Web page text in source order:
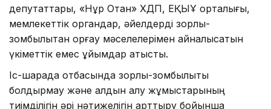
депутаттары, «Нұр Отан» ХДП, ЕҚЫҰ орталығы,
мемлекеттік органдар, әйелдерді зорлық-
зомбылықтан қорғау мәселелерімен айналысатын
үкіметтік емес ұйымдар қатысты.
Іс-шарада отбасында зорлық-зомбылықты
болдырмау және алдын алу жұмыстарының
тиімділігін әрі нәтижелігін арттыру бойынша